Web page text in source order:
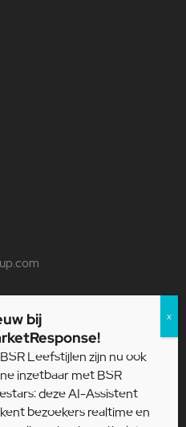
bij
Leefstijlen zijn nu ook
inzetbaar met BSR
deze AI-Assistent
bezoekers realtime en